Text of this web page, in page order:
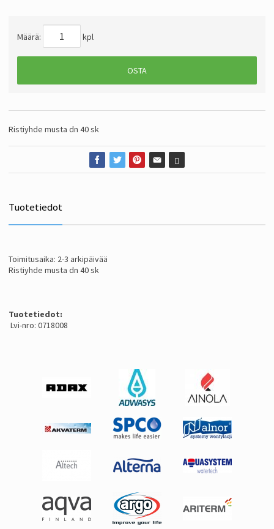
Määrä: kpl
OSTA
Ristiyhde musta dn 40 sk
Tuotetiedot
Toimitusaika: 2-3 arkipäivää
Ristiyhde musta dn 40 sk
Tuotetiedot:
Lvi-nro: 0718008